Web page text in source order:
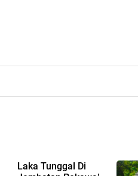
Laka Tunggal Di